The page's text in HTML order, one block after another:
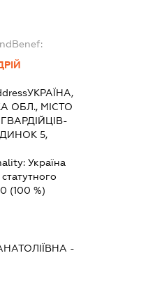
УКРАЇНА,
ОБЛ., МІСТО
5,
Україна
(100 %)
-